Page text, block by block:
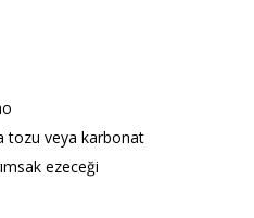
tozu veya karbonat
ezeceği